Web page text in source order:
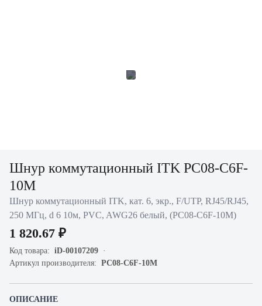
Шнур коммутационный ITK PC08-C6F-
10M
Шнур коммутационный ITK, кат. 6, экр., F/UTP, RJ45/RJ45,
250 МГц, d 6 10м, PVC, AWG26 белый, (PC08-C6F-10M)
1 820.67 ₽
Код товара: iD-00107209
Артикул производителя: PC08-C6F-10M
ОПИСАНИЕ